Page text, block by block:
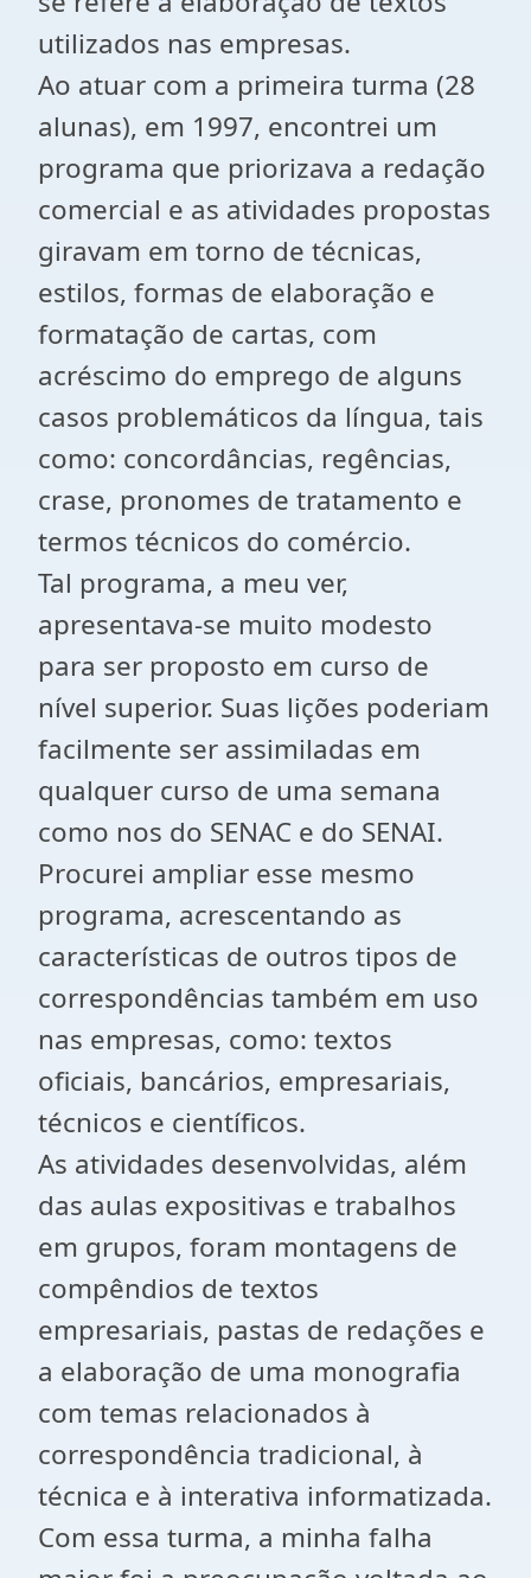
utilizados nas empresas.
Ao atuar com a primeira turma (28
alunas), em 1997, encontrei um
programa que priorizava a redação
comercial e as atividades propostas
giravam em torno de técnicas,
estilos, formas de elaboração e
formatação de cartas, com
acréscimo do emprego de alguns
casos problemáticos da língua, tais
como: concordâncias, regências,
crase, pronomes de tratamento e
termos técnicos do comércio.
Tal programa, a meu ver,
apresentava-se muito modesto
para ser proposto em curso de
nível superior. Suas lições poderiam
facilmente ser assimiladas em
qualquer curso de uma semana
como nos do SENAC e do SENAI.
Procurei ampliar esse mesmo
programa, acrescentando as
características de outros tipos de
correspondências também em uso
nas empresas, como: textos
oficiais, bancários, empresariais,
técnicos e científicos.
As atividades desenvolvidas, além
das aulas expositivas e trabalhos
em grupos, foram montagens de
compêndios de textos
empresariais, pastas de redações e
a elaboração de uma monografia
com temas relacionados à
correspondência tradicional, à
técnica e à interativa informatizada.
Com essa turma, a minha falha